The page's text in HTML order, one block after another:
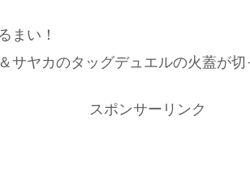
まい！
サヤカのタッグデュエルの火蓋が切
スポンサーリンク